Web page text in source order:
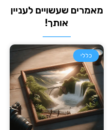
מאמרים שעשויים לעניין
אותך!
כללי